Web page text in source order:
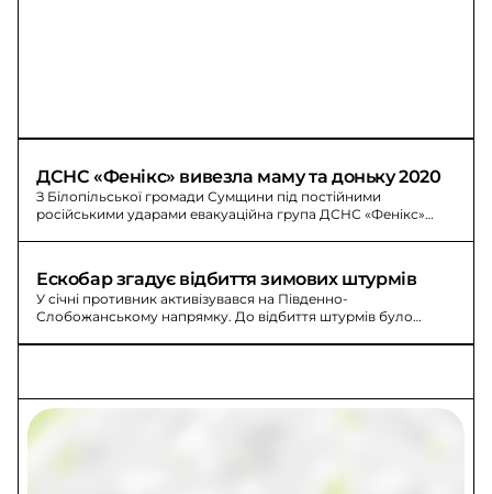
ДСНС «Фенікс» вивезла маму та доньку 2020
З Білопільської громади Сумщини під постійними
російськими ударами евакуаційна група ДСНС «Фенікс»
Ескобар згадує відбиття зимових штурмів
У січні противник активізувався на Південно-
Слобожанському напрямку. До відбиття штурмів було